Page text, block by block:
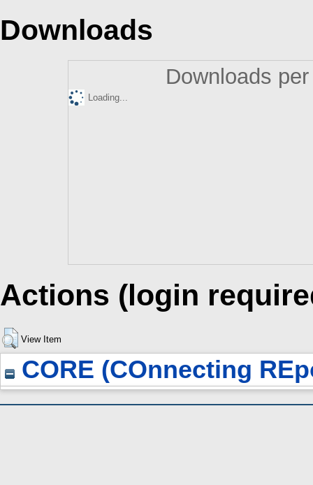
Downloads
Downloads
Loading...
Actions (login
View Item
CORE (COnnecting